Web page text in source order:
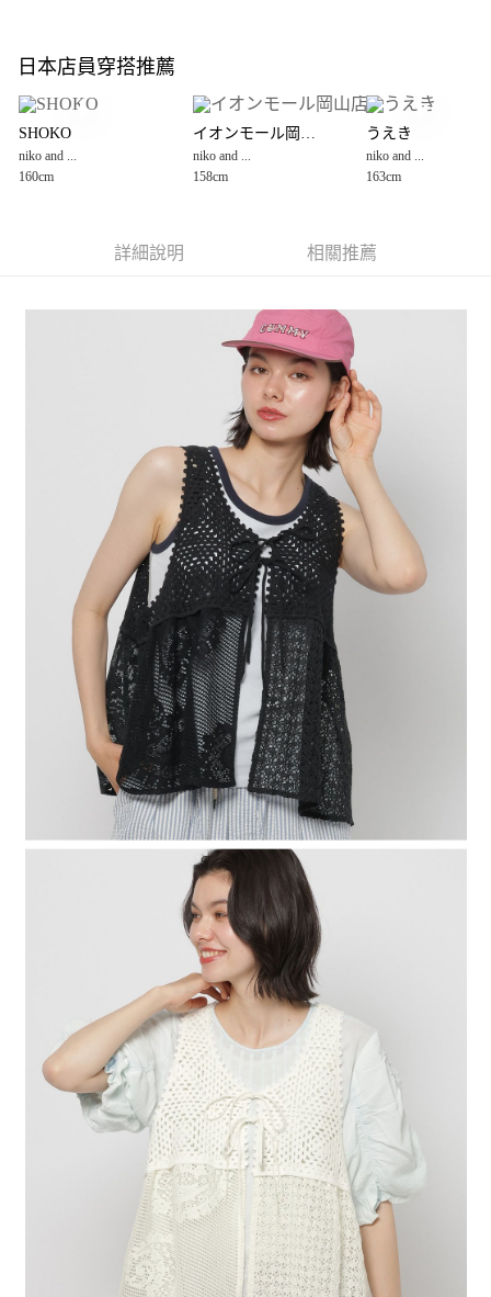
全盈+PAY
大哥付你分期
1.本服務由台灣大哥大提供，台灣大哥大用戶可立即使用無須另外申請。
2.付款方式選擇「大哥付你分期」，訂單成立後會自動跳轉到大哥付的交易
3.實際核准額度、可分期數及費用金額請依後續交易確認頁面所載為準。
4.訂單成立30分鐘內，如未前往確認交易或遇審核未通過，訂單將自動取
1.分期款項不併入電信帳單，「大哥付你分期」於每月結算日後寄送繳費提
2.透過簡訊連結打開帳單後，可選擇「超商條碼／台灣大直營門市／銀行轉
帳／街口支付／iPASS MONEY」等通路繳費。
1.本服務係由「台灣大哥大股份有限公司」（以下簡稱本公司）所提供，讓
用戶於交易時，得透過本服務購買商品或服務，並由商店將買賣／分期付款
買賣價金債權讓與本公司後，依約使用本公司帳單繳交帳款。
2.基於同意付款使用「大哥付你分期」之契約關係目的，商店將以您的個人
資料（包含姓名、電話或地址）提供予台灣大哥大進項蒐集、處理及利用，
由本公司與您本人進行分期帳單所需資料之確認、核對及更正。
3.完整用戶服務條款，請詳閱以下連結：https://oppay.tw/userRule
AFTEE先享後付
３．安心：先確認商品／服務後，再付款。
【「AFTEE先享後付」結帳流程】
１．於結帳方式選擇「AFTEE先享後付」後，將跳轉至「AFTEE先享後付」
結帳頁面，進行簡訊認證並確認金額後，即可完成結帳。
２．訂單成立數日內，您將收到繳費通知簡訊。
３．收到繳費通知簡訊後14天內，點擊此簡訊中的連結，可透過四大超商／
ATM／網路銀行／等多元方式進行付款，方視為交易完成。
※ 請注意：結帳手續完成當下不需立刻繳費，但若您需要取消訂單，請聯絡
購買商品的店家。未經商家同意取消之訂單仍視為有效，需透過AFTEE先享
後付繳納相關費用。
※ 交易是否成功請以「AFTEE先享後付 」之結帳頁面顯示為準，若有關於
是否繳費成功／繳費後需取消欲退款等相關疑問，請聯繫「AFTEE先享後付
客戶支援中心」
https://netprotections.freshdesk.com/support/home
【注意事項】
１．透過由恩沛科技股份有限公司提供之「AFTEE先享後付」服務完成之交
易，需依本服務之必要範圍內提供個人資料，並將交易相關給付款項請求債
權轉讓予恩沛科技股份有限公司。
２．關於個人資料處理事宜，請瀏覽以下網址：https://aftee.tw/terms/#terms3
３．未成年的使用者請事先徵得法定代理人或監護人之同意方可使用
「AFTEE先享後付」，若未經同意申辦者引起之損失，本公司不負相關責
４．使用「AFTEE先享後付」時，將依據個別帳號之用戶狀況，依本公司即
時審查核予不同之上限額度；若仍有額度不足之情形，本公司將視審查結果
請求用戶進行身份認證。
５．嚴禁一人註冊多個帳號或使用他人資訊註冊。若發現惡意使用之情形，
恩沛科技股份有限公司將有權停止該用戶之使用額度並採取法律行動。
每筆NT$80，滿NT$888(含以上)免運費
每筆NT$80，滿NT$888(含以上)免運費
每筆NT$80，滿NT$1,500(含以上)免運費
付款後 7-11取貨
每筆NT$80，滿NT$1,500(含以上)免運費
每筆NT$80，滿NT$1,500(含以上)免運費
日本店員穿搭推薦
SHOKO
niko and ...
160cm
イオンモール岡山店
niko and ...
158cm
うえき
niko and ...
163cm
詳細說明 相關推薦